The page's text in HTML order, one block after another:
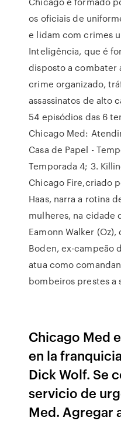
os oficiais de
e lidam com crimes
Inteligência, que é
disposto a combater
crime organizado,
assassinatos de alto
54 episódios das 6
Chicago Med:
Casa de Papel -
Temporada 4; 3.
Chicago Fire,criado
Haas, narra a rotina
mulheres, na cidade
Eamonn Walker
Boden, ex-campeão
atua como
bombeiros prestes a
Chicago Med
en la
Dick Wolf. Se
servicio de
Med. Agregar